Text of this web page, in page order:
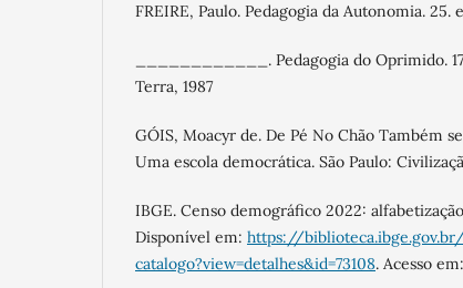
FREIRE, Paulo. Pedagogia da Autonomia. 25.
____________. Pedagogia do Oprimido.
Terra, 1987
GÓIS, Moacyr de. De Pé No Chão Também
Uma escola democrática. São Paulo:
IBGE. Censo demográfico 2022:
Disponível em: https://
catalogo?view=detalhes&id=73108. Acesso